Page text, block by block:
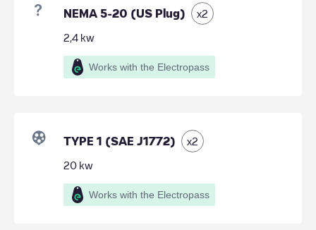
NEMA 5-20 (US Plug) x2
2,4 kw
Works with the Electropass
TYPE 1 (SAE J1772) x2
20 kw
Works with the Electropass